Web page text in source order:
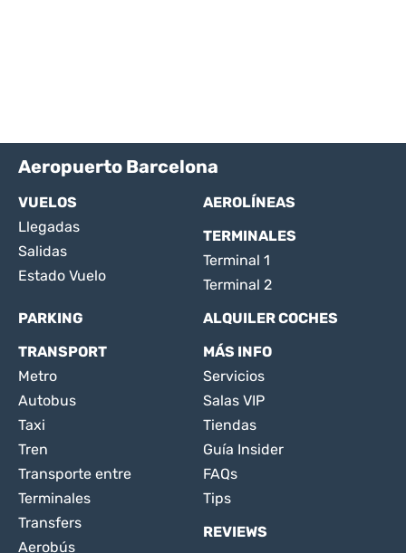
Aeropuerto Barcelona
VUELOS
Llegadas
Salidas
Estado Vuelo
AEROLÍNEAS
TERMINALES
Terminal 1
Terminal 2
PARKING
ALQUILER COCHES
TRANSPORT
Metro
Autobus
Taxi
Tren
Transporte entre
Terminales
Transfers
Aerobús
MÁS INFO
Servicios
Salas VIP
Tiendas
Guía Insider
FAQs
Tips
REVIEWS